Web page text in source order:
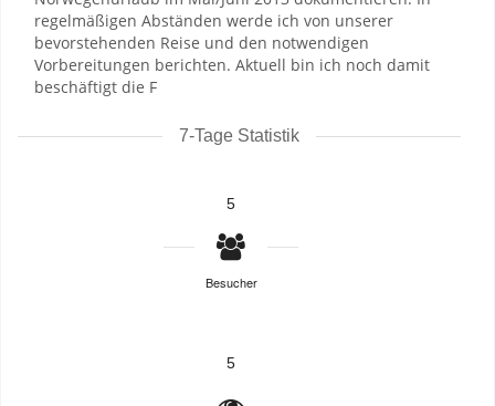
regelmäßigen Abständen werde ich von unserer
bevorstehenden Reise und den notwendigen
Vorbereitungen berichten. Aktuell bin ich noch damit
beschäftigt die F
7-Tage Statistik
5
Besucher
5